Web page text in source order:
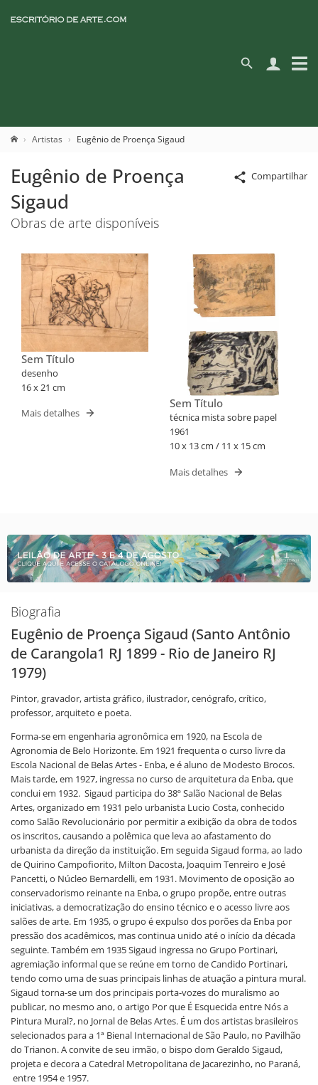
Artistas Eugênio de Proença Sigaud
Compartilhar
Eugênio de Proença
Sigaud
Obras de arte disponíveis
Sem Título
desenho
16 x 21 cm
Mais detalhes
Sem Título
técnica mista sobre papel
1961
10 x 13 cm / 11 x 15 cm
Mais detalhes
Biografia
Eugênio de Proença Sigaud (Santo Antônio
de Carangola1 RJ 1899 - Rio de Janeiro RJ
1979)
Pintor, gravador, artista gráfico, ilustrador, cenógrafo, crítico,
professor, arquiteto e poeta.
Forma-se em engenharia agronômica em 1920, na Escola de
Agronomia de Belo Horizonte. Em 1921 frequenta o curso livre da
Escola Nacional de Belas Artes - Enba, e é aluno de Modesto Brocos.
Mais tarde, em 1927, ingressa no curso de arquitetura da Enba, que
conclui em 1932. Sigaud participa do 38º Salão Nacional de Belas
Artes, organizado em 1931 pelo urbanista Lucio Costa, conhecido
como Salão Revolucionário por permitir a exibição da obra de todos
os inscritos, causando a polêmica que leva ao afastamento do
urbanista da direção da instituição. Em seguida Sigaud forma, ao lado
de Quirino Campofiorito, Milton Dacosta, Joaquim Tenreiro e José
Pancetti, o Núcleo Bernardelli, em 1931. Movimento de oposição ao
conservadorismo reinante na Enba, o grupo propõe, entre outras
iniciativas, a democratização do ensino técnico e o acesso livre aos
salões de arte. Em 1935, o grupo é expulso dos porões da Enba por
pressão dos acadêmicos, mas continua unido até o início da década
seguinte. Também em 1935 Sigaud ingressa no Grupo Portinari,
agremiação informal que se reúne em torno de Candido Portinari,
tendo como uma de suas principais linhas de atuação a pintura mural.
Sigaud torna-se um dos principais porta-vozes do muralismo ao
publicar, no mesmo ano, o artigo Por que É Esquecida entre Nós a
Pintura Mural?, no Jornal de Belas Artes. É um dos artistas brasileiros
selecionados para a 1ª Bienal Internacional de São Paulo, no Pavilhão
do Trianon. A convite de seu irmão, o bispo dom Geraldo Sigaud,
projeta e decora a Catedral Metropolitana de Jacarezinho, no Paraná,
entre 1954 e 1957.